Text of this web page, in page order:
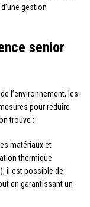
gestion
senior
l’environnement, les
pour réduire
trouve :
matériaux et
thermique
il est possible de
en garantissant un